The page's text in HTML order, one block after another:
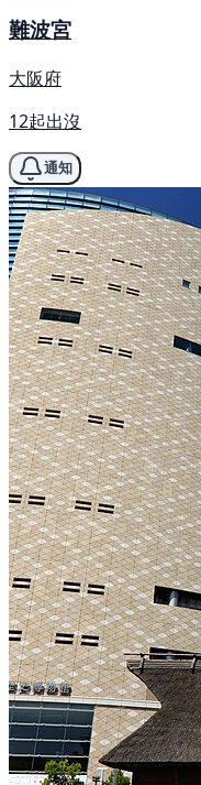
難波宮
大阪府
12起出沒
通知